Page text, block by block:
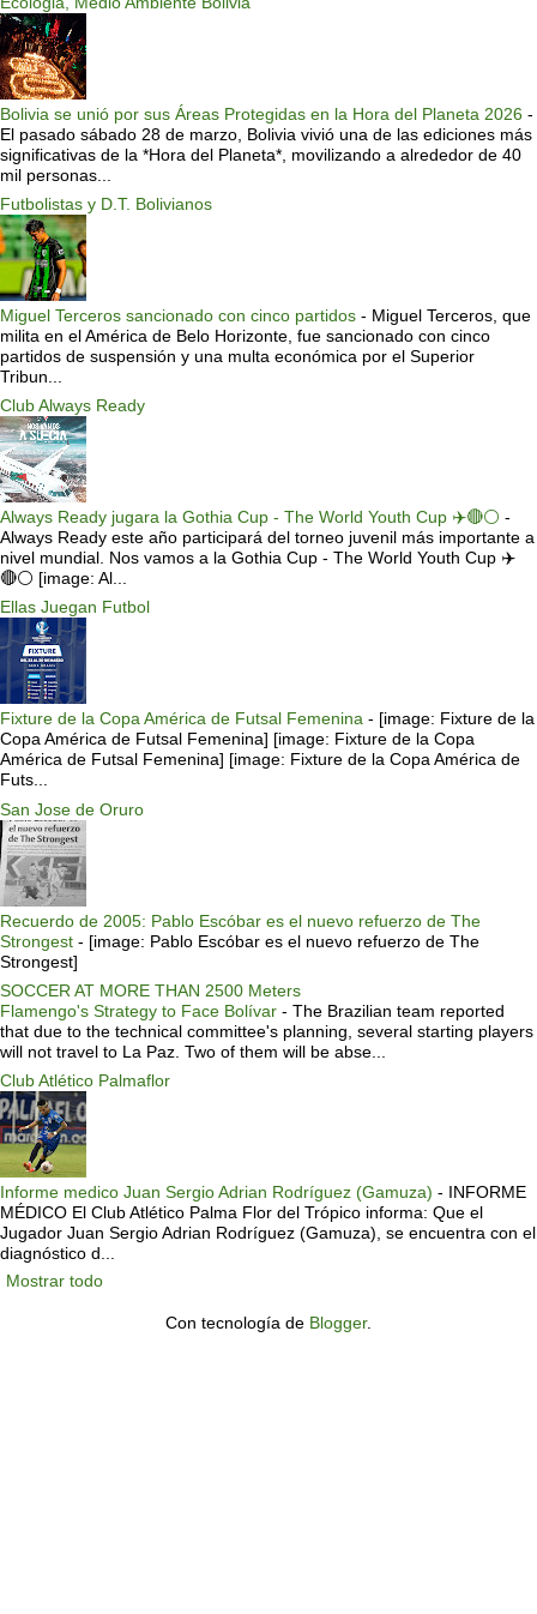
Bolivia se unió por sus Áreas Protegidas en la Hora del Planeta 2026 -
El pasado sábado 28 de marzo, Bolivia vivió una de las ediciones más
significativas de la *Hora del Planeta*, movilizando a alrededor de 40
mil personas...
Futbolistas y D.T. Bolivianos
Miguel Terceros sancionado con cinco partidos - Miguel Terceros, que
milita en el América de Belo Horizonte, fue sancionado con cinco
partidos de suspensión y una multa económica por el Superior
Tribun...
Club Always Ready
Always Ready jugara la Gothia Cup - The World Youth Cup ✈️🔴⚪️ -
Always Ready este año participará del torneo juvenil más importante a
nivel mundial. Nos vamos a la Gothia Cup - The World Youth Cup ✈️
🔴⚪️ [image: Al...
Ellas Juegan Futbol
Fixture de la Copa América de Futsal Femenina - [image: Fixture de la
Copa América de Futsal Femenina] [image: Fixture de la Copa
América de Futsal Femenina] [image: Fixture de la Copa América de
Futs...
San Jose de Oruro
Recuerdo de 2005: Pablo Escóbar es el nuevo refuerzo de The
Strongest - [image: Pablo Escóbar es el nuevo refuerzo de The
Strongest]
SOCCER AT MORE THAN 2500 Meters
Flamengo's Strategy to Face Bolívar - The Brazilian team reported
that due to the technical committee's planning, several starting players
will not travel to La Paz. Two of them will be abse...
Club Atlético Palmaflor
Informe medico Juan Sergio Adrian Rodríguez (Gamuza) - INFORME
MÉDICO El Club Atlético Palma Flor del Trópico informa: Que el
Jugador Juan Sergio Adrian Rodríguez (Gamuza), se encuentra con el
diagnóstico d...
Mostrar todo
Con tecnología de Blogger.